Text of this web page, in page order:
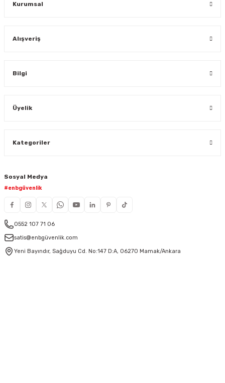
Kurumsal
Alışveriş
Bilgi
Üyelik
Kategoriler
Sosyal Medya
#enbgüvenlik
0552 107 71 06
satis@enbgüvenlik.com
Yeni Bayındır, Sağduyu Cd. No:147 D:A, 06270 Mamak/Ankara